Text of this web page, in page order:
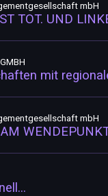
mbH
TOT. UND
mit
mbH